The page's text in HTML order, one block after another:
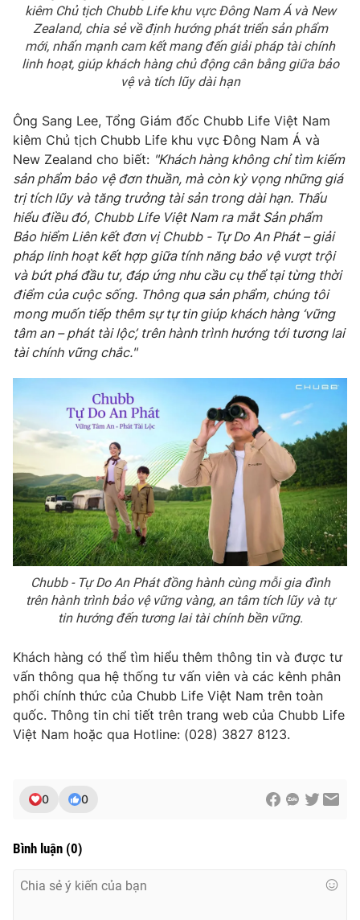
Ðiện thoại Thời báo VTV: 024.66 897 897
Email:toasoan@vtv.vn
Liên hệ quảng cáo:024-7300.7108
® Cấm sao chép dưới mọi hình thức nếu không có sự chấp
thuận bằng văn bản. Ghi rõ nguồn VTV.vn khi phát hành lại
thông tin từ website này.
kiêm Chủ tịch Chubb Life khu vực Đông Nam Á và New
Zealand, chia sẻ về định hướng phát triển sản phẩm
mới, nhấn mạnh cam kết mang đến giải pháp tài chính
linh hoạt, giúp khách hàng chủ động cân bằng giữa bảo
vệ và tích lũy dài hạn
Ông Sang Lee, Tổng Giám đốc Chubb Life Việt Nam
kiêm Chủ tịch Chubb Life khu vực Đông Nam Á và
New Zealand cho biết: "Khách hàng không chỉ tìm kiếm
sản phẩm bảo vệ đơn thuần, mà còn kỳ vọng những giá
trị tích lũy và tăng trưởng tài sản trong dài hạn. Thấu
hiểu điều đó, Chubb Life Việt Nam ra mắt Sản phẩm
Bảo hiểm Liên kết đơn vị Chubb - Tự Do An Phát – giải
pháp linh hoạt kết hợp giữa tính năng bảo vệ vượt trội
và bứt phá đầu tư, đáp ứng nhu cầu cụ thể tại từng thời
điểm của cuộc sống. Thông qua sản phẩm, chúng tôi
mong muốn tiếp thêm sự tự tin giúp khách hàng ‘vững
tâm an – phát tài lộc’, trên hành trình hướng tới tương lai
tài chính vững chắc."
Chubb - Tự Do An Phát đồng hành cùng mỗi gia đình
trên hành trình bảo vệ vững vàng, an tâm tích lũy và tự
tin hướng đến tương lai tài chính bền vững.
Khách hàng có thể tìm hiểu thêm thông tin và được tư
vấn thông qua hệ thống tư vấn viên và các kênh phân
phối chính thức của Chubb Life Việt Nam trên toàn
quốc. Thông tin chi tiết trên trang web của Chubb Life
Việt Nam hoặc qua Hotline: (028) 3827 8123.
0 0
Bình luận (0)